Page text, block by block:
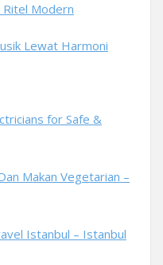
Modern
Lewat Harmoni
for Safe &
Makan Vegetarian –
Istanbul – Istanbul